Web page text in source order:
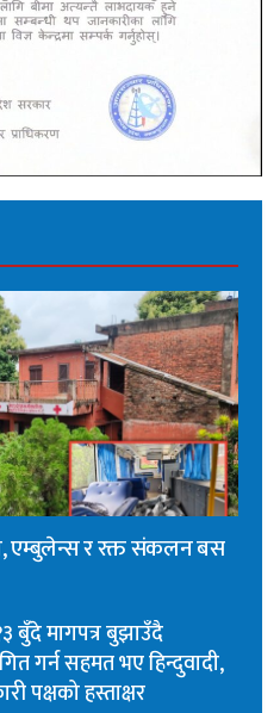
एम्बुलेन्स र रक्त संकलन बस
बुँदे मागपत्र बुझाउँदै
गर्न सहमत भए हिन्दुवादी,
पक्षको हस्ताक्षर